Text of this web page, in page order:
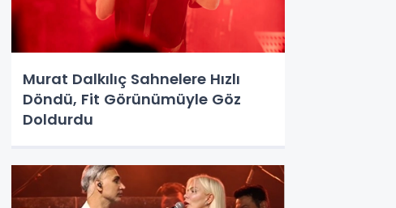
Murat Dalkılıç Sahnelere Hızlı
Döndü, Fit Görünümüyle Göz
Doldurdu